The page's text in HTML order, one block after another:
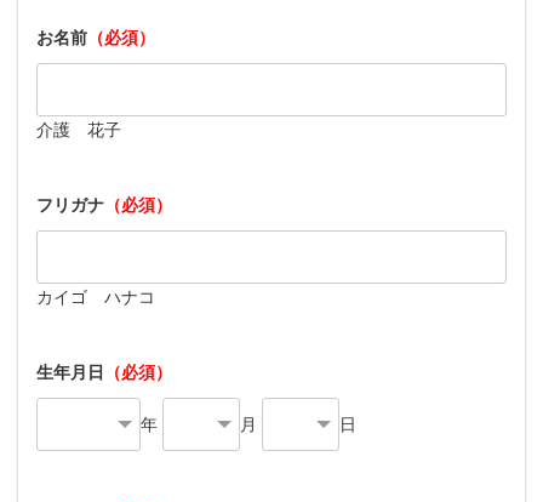
お名前 （必須）
介護 花子
フリガナ （必須）
カイゴ ハナコ
生年月日 （必須）
年 月 日